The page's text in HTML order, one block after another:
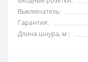
Выключатель:
Гарантия:
Длина шнура, м :